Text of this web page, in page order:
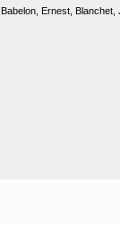
Babelon, Ernest, Blanchet,